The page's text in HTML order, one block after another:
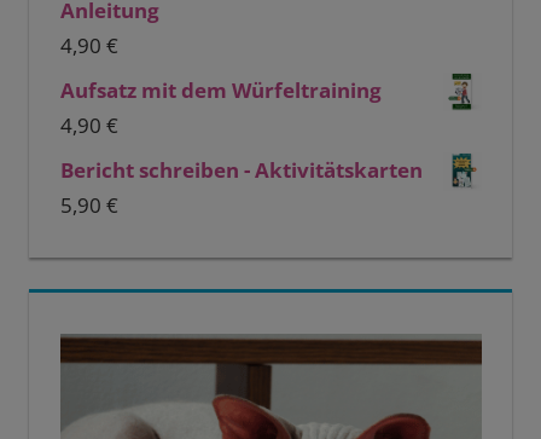
Anleitung
4,90 €
Aufsatz mit dem Würfeltraining
4,90 €
Bericht schreiben - Aktivitätskarten
5,90 €